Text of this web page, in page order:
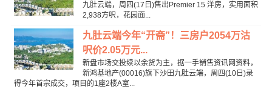
九肚云端，周四(17日)售出Premier 15 洋房，实用面积
2,938方呎，花园面...
九肚云端今年“开斋”！三房户2054万沽
呎价2.05万元...
新盘市场交投续以余货为主，据一手销售资讯网资料，
新鸿基地产(00016)旗下沙田九肚云端，周四(10日)录
得今年首宗成交，项目的1座2楼A室...